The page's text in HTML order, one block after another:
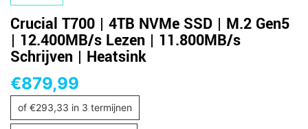
Crucial T700 | 4TB NVMe SSD | M.2 Gen5
| 12.400MB/s Lezen | 11.800MB/s
Schrijven | Heatsink
€879,99
of €293,33 in 3 termijnen